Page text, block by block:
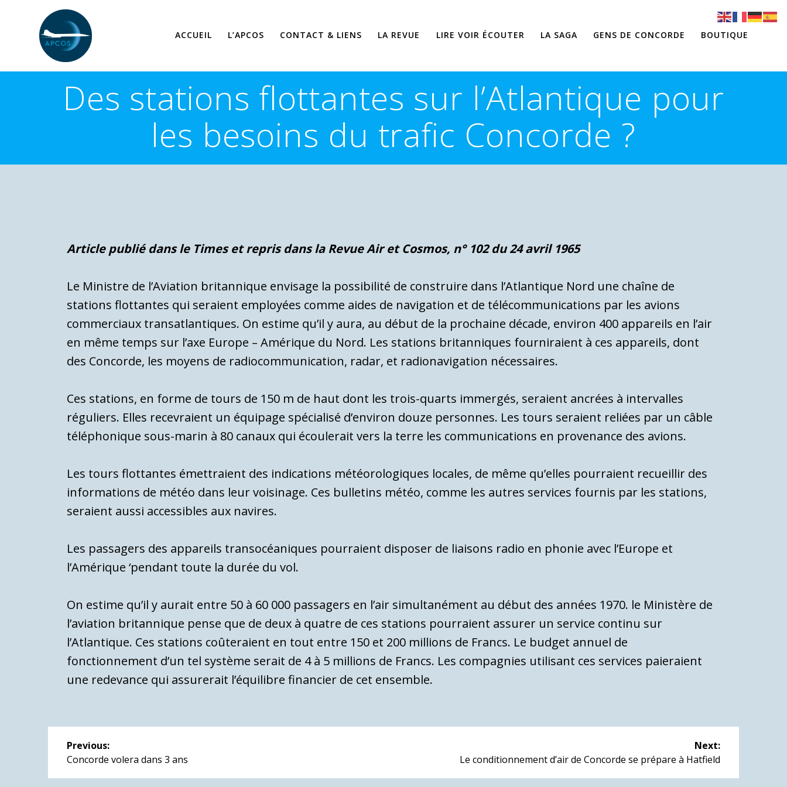
ACCUEIL L’APCOS CONTACT & LIENS LA REVUE LIRE VOIR ÉCOUTER LA SAGA GENS DE CONCORDE BOUTIQUE
Des stations flottantes sur l’Atlantique pour
les besoins du trafic Concorde ?
Article publié dans le Times et repris dans la Revue Air et Cosmos, n° 102 du 24 avril 1965
Le Ministre de l’Aviation britannique envisage la possibilité de construire dans l’Atlantique Nord une chaîne de
stations flottantes qui seraient employées comme aides de navigation et de télécommunications par les avions
commerciaux trans­atlantiques. On estime qu’il y aura, au début de la prochaine décade, environ 400 appareils en l’air
en même temps sur l’axe Europe – Amérique du Nord. Les stations britanniques fourniraient à ces appareils, dont
des Concorde, les moyens de radio­communication, radar, et radionavigation nécessaires.
Ces stations, en forme de tours de 150 m de haut dont les trois-quarts im­mergés, seraient ancrées à intervalles
réguliers. Elles recevraient un équipage spé­cialisé d’environ douze personnes. Les tours seraient reliées par un câble
télépho­nique sous-marin à 80 canaux qui écoulerait vers la terre les communications en provenance des avions.
Les tours flottantes émettraient des indications météorologiques locales, de même qu’elles pourraient recueillir des
informations de météo dans leur voisinage. Ces bulletins météo, comme les autres services fournis par les stations,
seraient aussi accessibles aux navires.
Les passagers des appareils transocéaniques pourraient disposer de liaisons radio en phonie avec l’Europe et
l’Amérique ‘pendant toute la durée du vol.
On estime qu’il y aurait entre 50 à 60 000 passagers en l’air simultanément au début des années 1970. le Ministère de
l’aviation britannique pense que de deux à quatre de ces stations pourraient assurer un service continu sur
l’Atlantique. Ces stations coûteraient en tout entre 150 et 200 millions de Francs. Le budget annuel de
fonctionnement d’un tel système serait de 4 à 5 millions de Francs. Les compagnies uti­lisant ces services paieraient
une redevance qui assurerait l’équilibre financier de cet ensemble.
Navigation
de
Previous:
Previous
Concorde volera dans 3 ans
Next:
Next
Le conditionnement d’air de Concorde se prépare à Hatfield